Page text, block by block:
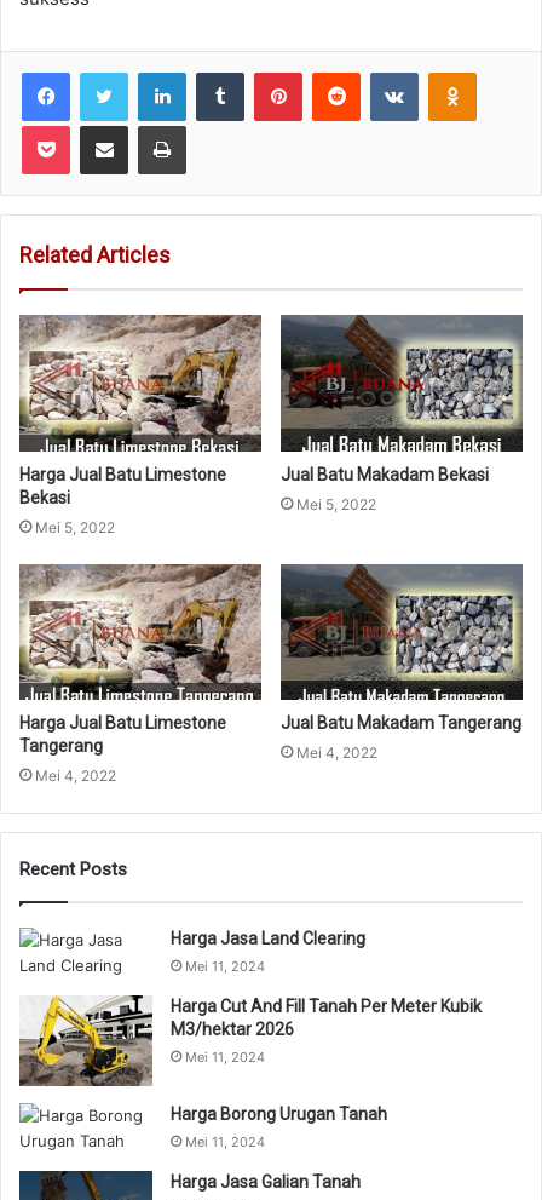
FacebookTwitter LinkedInTumblr PinterestReddit VKontakte
Pocket Share via Email Print
Related Articles
Harga Jual Batu Limestone
Bekasi
Mei 5, 2022
Jual Batu Makadam Bekasi
Mei 5, 2022
Harga Jual Batu Limestone
Tangerang
Mei 4, 2022
Jual Batu Makadam Tangerang
Mei 4, 2022
Recent Posts
Harga Jasa Land Clearing
Mei 11, 2024
Harga Cut And Fill Tanah Per Meter Kubik
M3/hektar 2026
Mei 11, 2024
Harga Borong Urugan Tanah
Mei 11, 2024
Harga Jasa Galian Tanah